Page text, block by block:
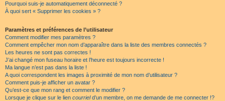
Pourquoi suis-je automatiquement déconnecté ?
À quoi sert « Supprimer les cookies » ?
Paramètres et préférences de l’utilisateur
Comment modifier mes paramètres ?
Comment empêcher mon nom d’apparaître dans la liste des membres connectés ?
Les heures ne sont pas correctes !
J’ai changé mon fuseau horaire et l’heure est toujours incorrecte !
Ma langue n’est pas dans la liste !
A quoi correspondent les images à proximité de mon nom d’utilisateur ?
Comment puis-je afficher un avatar ?
Qu’est-ce que mon rang et comment le modifier ?
Lorsque je clique sur le lien courrield’un membre, on me demande de me connecter !?